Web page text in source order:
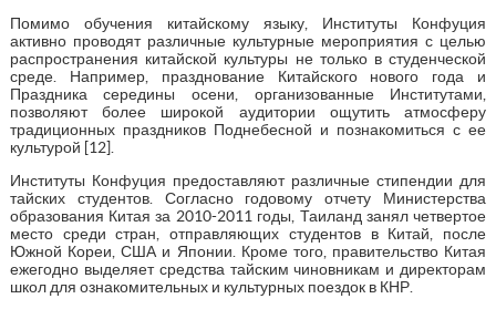
Помимо обучения китайскому языку, Институты Конфуция
активно проводят различные культурные мероприятия с целью
распространения китайской культуры не только в студенческой
среде. Например, празднование Китайского нового года и
Праздника середины осени, организованные Институтами,
позволяют более широкой аудитории ощутить атмосферу
традиционных праздников Поднебесной и познакомиться с ее
культурой [12].
Институты Конфуция предоставляют различные стипендии для
тайских студентов. Согласно годовому отчету Министерства
образования Китая за 2010-2011 годы, Таиланд занял четвертое
место среди стран, отправляющих студентов в Китай, после
Южной Кореи, США и Японии. Кроме того, правительство Китая
ежегодно выделяет средства тайским чиновникам и директорам
школ для ознакомительных и культурных поездок в КНР.